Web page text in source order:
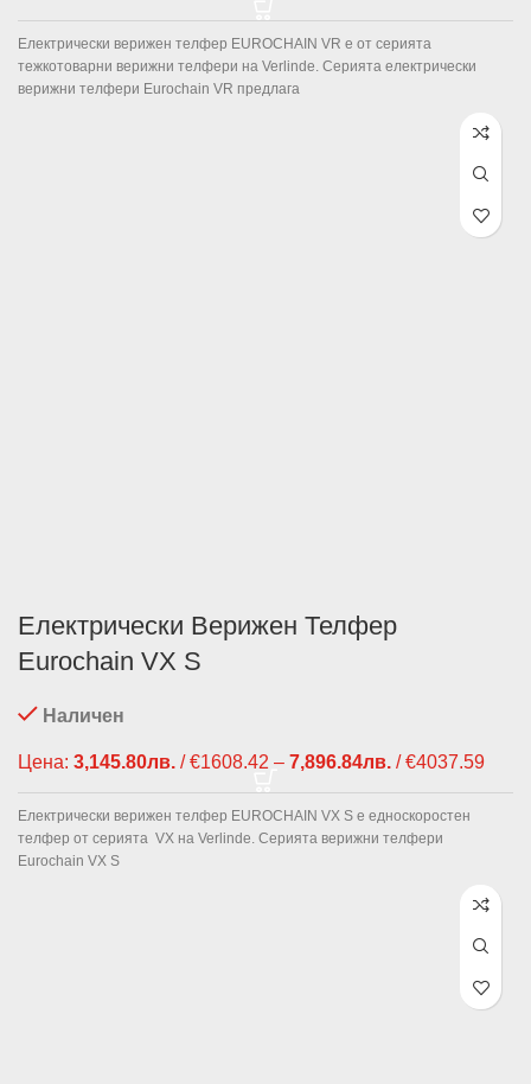
Електрически верижен телфер EUROCHAIN VR е от серията
тежкотоварни верижни телфери на Verlinde. Серията електрически
верижни телфери Eurochain VR предлага
Електрически Верижен Телфер
Eurochain VX S
Наличен
Цена: 3,145.80лв. / €1608.42 – 7,896.84лв. / €4037.59
/
Електрически верижен телфер EUROCHAIN VX S е едноскоростен
телфер от серията VX на Verlinde. Серията верижни телфери
Eurochain VX S